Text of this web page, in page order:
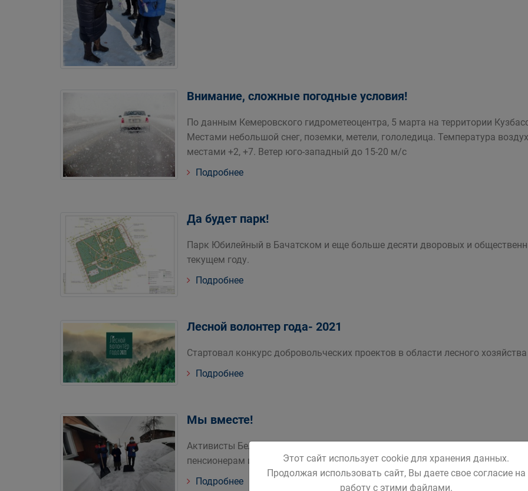
Внимание, сложные погодные условия!
По данным Кемеровского гидрометеоцентра, 5 марта на территории
Местами небольшой снег, поземки, метели, гололедица. Температура
местами +2, +7. Ветер юго-западный до 15-20 м/с
Подробнее
Да будет парк!
Парк Юбилейный в Бачатском и еще больше десяти дворовых и
текущем году.
Подробнее
Лесной волонтер года- 2021
Стартовал конкурс добровольческих проектов в области лесного хозяйства
Подробнее
Мы вместе!
Активисты Беловского городского волонтерского штаба продолжают
пенсионерам и людям с ограниченными возможностями здоровья
Подробнее
Этот сайт использует cookie для хранения данных.
Продолжая использовать сайт, Вы даете свое согласие на
работу с этими файлами.